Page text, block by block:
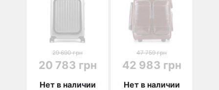
29 690 грн
20 783 грн
Нет в наличии
47 759 грн
42 983 грн
Нет в наличии